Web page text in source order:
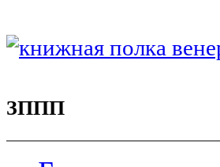
ЗППП